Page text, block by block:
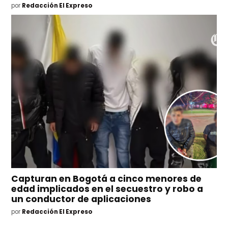
por Redacción El Expreso
Capturan en Bogotá a cinco menores de
edad implicados en el secuestro y robo a
un conductor de aplicaciones
por Redacción El Expreso